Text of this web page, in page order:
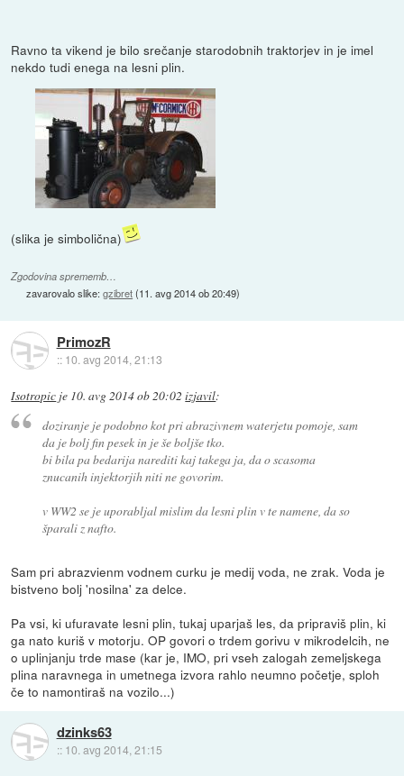
Ravno ta vikend je bilo srečanje starodobnih traktorjev in je imel
nekdo tudi enega na lesni plin.
(slika je simbolična)
Zgodovina sprememb…
zavarovalo slike:gzibret(11. avg 2014 ob 20:49)
PrimozR
:: 10. avg 2014, 21:13
Isotropic je 10. avg 2014 ob 20:02 izjavil:
doziranje je podobno kot pri abrazivnem waterjetu pomoje, sam
da je bolj fin pesek in je še boljše tko.
bi bila pa bedarija narediti kaj takega ja, da o scasoma
znucanih injektorjih niti ne govorim.
v WW2 se je uporabljal mislim da lesni plin v te namene, da so
šparali z nafto.
Sam pri abrazvienm vodnem curku je medij voda, ne zrak. Voda je
bistveno bolj 'nosilna' za delce.
Pa vsi, ki ufuravate lesni plin, tukaj uparjaš les, da pripraviš plin, ki
ga nato kuriš v motorju. OP govori o trdem gorivu v mikrodelcih, ne
o uplinjanju trde mase (kar je, IMO, pri vseh zalogah zemeljskega
plina naravnega in umetnega izvora rahlo neumno početje, sploh
če to namontiraš na vozilo...)
dzinks63
:: 10. avg 2014, 21:15